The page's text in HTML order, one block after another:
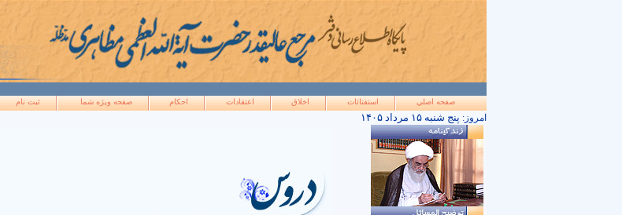
صفحه اصلي استفتائات اخلاق اعتقادات احکام صفحه ويژه شما ثبت نام
امروز: ۱۴۰۵ پنج شنبه ۱۵ مرداد